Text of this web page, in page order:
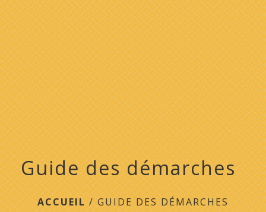
menu
Guide des démarches
ACCUEIL/GUIDE DES DÉMARCHES